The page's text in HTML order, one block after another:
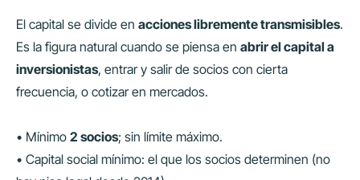
El capital se divide en acciones libremente transmisibles.
Es la figura natural cuando se piensa en abrir el capital a
inversionistas, entrar y salir de socios con cierta
frecuencia, o cotizar en mercados.
• Mínimo 2 socios; sin límite máximo.
• Capital social mínimo: el que los socios determinen (no